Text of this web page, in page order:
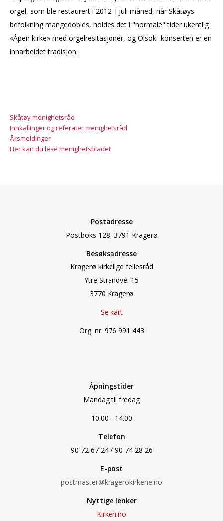
orgel, som ble restaurert i 2012. I juli måned, når Skåtøys
befolkning mangedobles, holdes det i "normale" tider ukentlig
«Åpen kirke» med orgelresitasjoner, og Olsok- konserten er en
innarbeidet tradisjon.
Skåtøy menighetsråd
Innkallinger og referater menighetsråd
Årsmeldinger
Her kan du lese menighetsbladet!
Postadresse
Postboks 128, 3791 Kragerø
Besøksadresse
Kragerø kirkelige fellesråd
Ytre Strandvei 15
3770 Kragerø
Se kart
Org. nr. 976 991 443
Åpningstider
Mandag til fredag
10.00 - 14.00
Telefon
90 72 67 24 / 90 74 28 26
E-post
postmaster@kragerokirkene.no
Nyttige lenker
Kirken.no